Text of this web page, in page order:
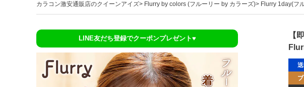
カラコン激安通販店のクイーンアイズ Flurry by colors (フルーリー by カラーズ) Flurry 1day(フ
LINE友だち登録でクーポンプレゼント♥
【